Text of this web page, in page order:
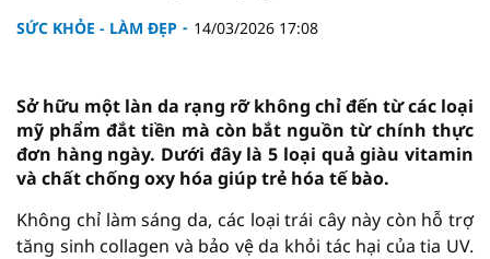
SỨC KHỎE - LÀM ĐẸP 14/03/2026 17:08
Sở hữu một làn da rạng rỡ không chỉ đến từ các loại
mỹ phẩm đắt tiền mà còn bắt nguồn từ chính thực
đơn hàng ngày. Dưới đây là 5 loại quả giàu vitamin
và chất chống oxy hóa giúp trẻ hóa tế bào.
Không chỉ làm sáng da, các loại trái cây này còn hỗ trợ
tăng sinh collagen và bảo vệ da khỏi tác hại của tia UV.